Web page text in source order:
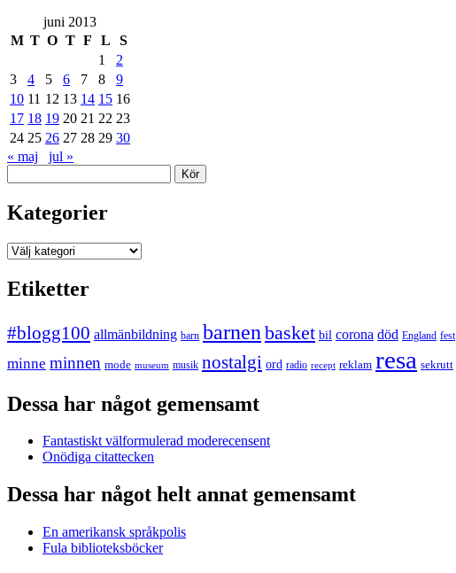
Sidopanel
juni 2013
M T O T F L
S
1
2
3
4 5 6 7 8
9
10 11 12 13 14 15 16
17 18 19 20 21 22 23
24 25 26 27 28 29 30
« maj
jul »
Kategorier
Kategorier
Etiketter
#blogg100 allmänbildning barn barnen basket bil corona död England fest
minne minnen mode museum musik nostalgi ord radio recept reklam resa sekrutt
Dessa har något gemensamt
Fantastiskt välformulerad moderecensent
Onödiga citattecken
Dessa har något helt annat gemensamt
En amerikansk språkpolis
Fula biblioteksböcker